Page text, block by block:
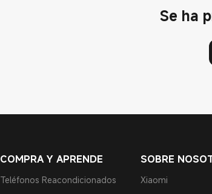
Se ha
COMPRA Y APRENDE
Teléfonos Reacondicionados
SOBRE
Xiaomi